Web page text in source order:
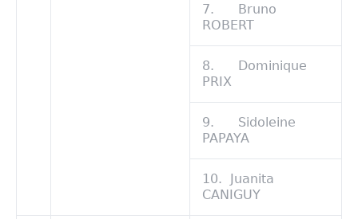
7. Bruno
ROBERT
8. Dominique
PRIX
9. Sidoleine
PAPAYA
10. Juanita
CANIGUY